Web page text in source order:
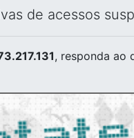
de acessos
, responda ao